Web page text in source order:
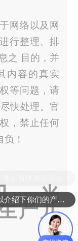
网络以及网
行整理、排
之 目的，并
内容的真实
等问题，请
快处理。官
，禁止任何
！
nm光
产几
可以介绍下你们的产品么？